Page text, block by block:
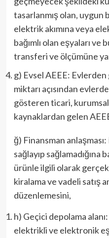
tasarlanmış olan, uygun
elektrik akımına veya
bağımlı olan eşyaları ve
transferi ve ölçümüne
g) Evsel AEEE:
miktarı açısından
gösteren ticari,
kaynaklardan gelen
ğ) Finansman
sağlayıp sağlamadığına
ürünle ilgili olarak
kiralama ve vadeli satış
düzenlemesini,
h) Geçici depolama
elektrikli ve elektronik